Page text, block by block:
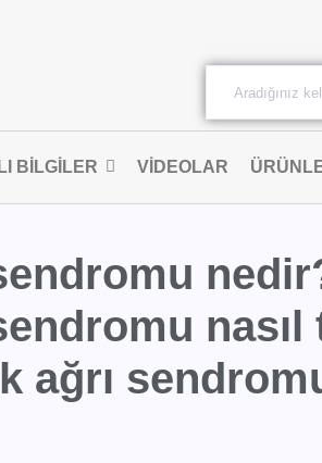
BILGILER VIDEOLAR
nasıl
ağrı